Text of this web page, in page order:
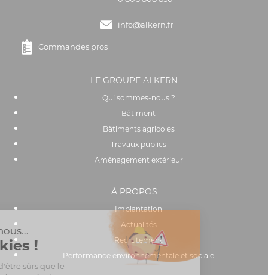
info@alkern.fr
Commandes pros
LE GROUPE ALKERN
Qui sommes-nous ?
Bâtiment
Bâtiments agricoles
Travaux publics
Aménagement extérieur
À PROPOS
Implantation
Actualités
Recrutement
Performance environnementale et sociale